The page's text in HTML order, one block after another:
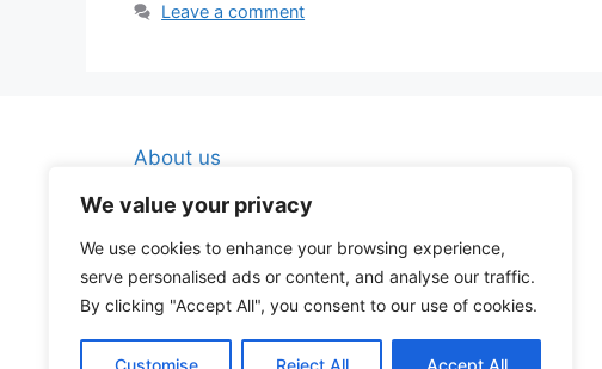
We value your privacy
We use cookies to enhance your browsing experience,
serve personalised ads or content, and analyse our traffic.
By clicking "Accept All", you consent to our use of cookies.
Customise Reject All Accept All
Leave a comment
About us
Contact Us
Disclaimer
Privacy Policy
Terms And Conditions